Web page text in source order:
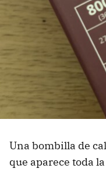
Una bombilla de
que aparece toda